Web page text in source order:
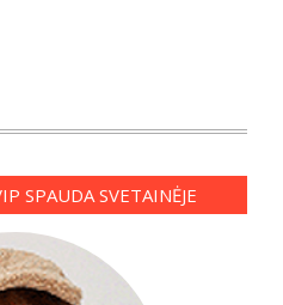
SPAUDA SVETAINĖJE